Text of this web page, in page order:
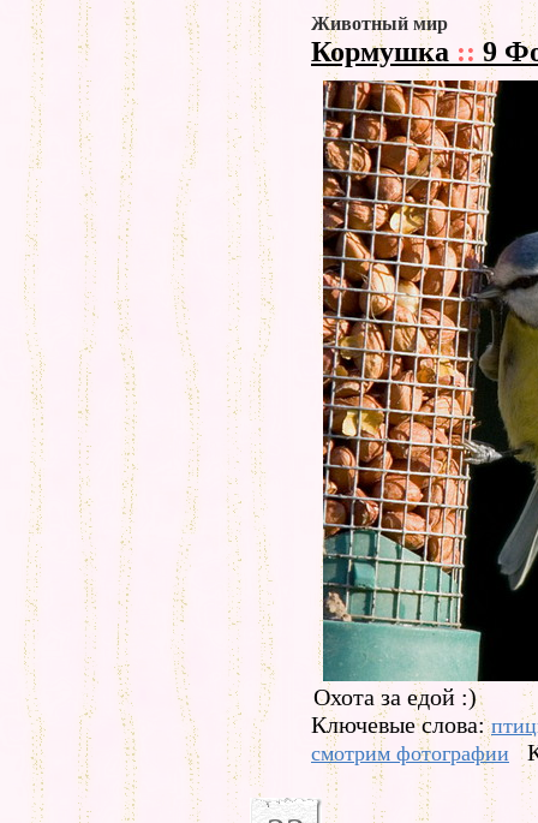
Животный мир
Кормушка :: 9
Охота за едой :)
Ключевые слова:
смотрим фотографии